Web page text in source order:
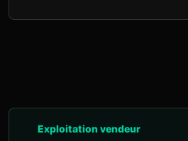
Exploitation vendeur